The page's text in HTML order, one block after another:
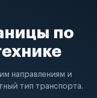
по
направлениям и
тип транспорта.